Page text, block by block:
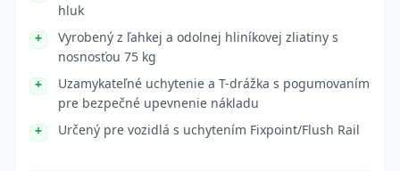
hluk
Vyrobený z ľahkej a odolnej hliníkovej zliatiny s
nosnosťou 75 kg
Uzamykateľné uchytenie a T-drážka s pogumovaním
pre bezpečné upevnenie nákladu
Určený pre vozidlá s uchytením Fixpoint/Flush Rail